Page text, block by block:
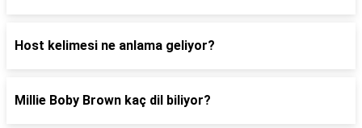
Host kelimesi ne anlama geliyor?
Millie Boby Brown kaç dil biliyor?